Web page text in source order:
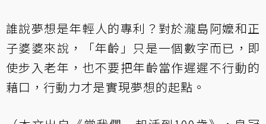
誰說夢想是年輕人的專利？對於瀧島阿嬤和正
子婆婆來說，「年齡」只是一個數字而已，即
使步入老年，也不要把年齡當作遲遲不行動的
藉口，行動力才是實現夢想的起點。